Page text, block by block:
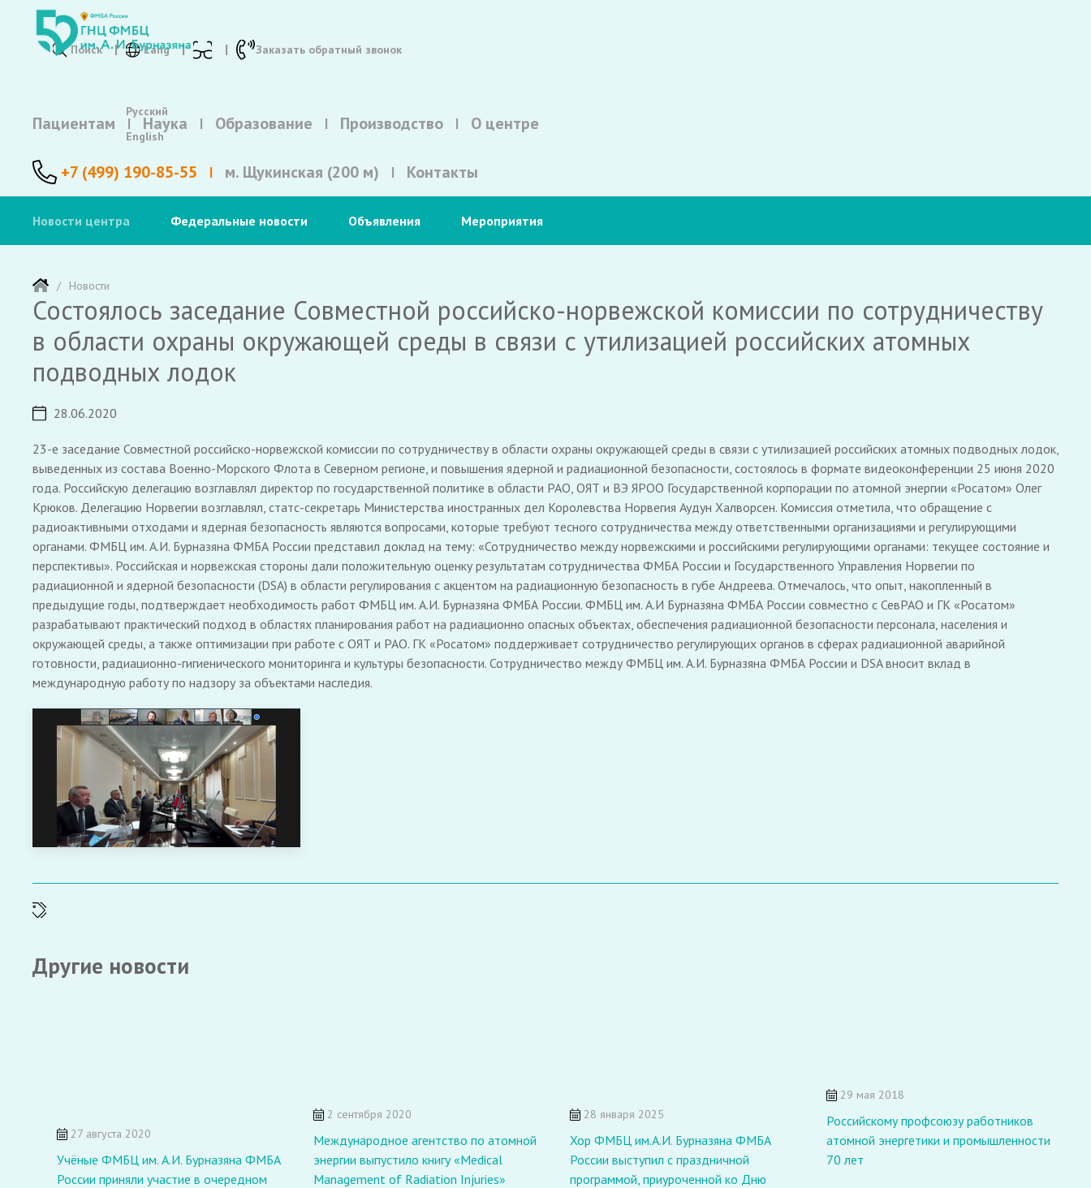
Поиск Lang
Русский
English
Заказать обратный звонок
Пациентам Наука Образование Производство О центре
+7 (499) 190-85-55 м. Щукинская (200 м) Контакты
Новости центра Федеральные новости Объявления Мероприятия
Новости
Состоялось заседание Совместной российско-норвежской комиссии по сотрудничеству
в области охраны окружающей среды в связи с утилизацией российских атомных
подводных лодок
28.06.2020
23-е заседание Совместной российско-норвежской комиссии по сотрудничеству в области охраны окружающей среды в связи с утилизацией российских атомных подводных лодок,
выведенных из состава Военно-Морского Флота в Северном регионе, и повышения ядерной и радиационной безопасности, состоялось в формате видеоконференции 25 июня 2020
года. Российскую делегацию возглавлял директор по государственной политике в области РАО, ОЯТ и ВЭ ЯРОО Государственной корпорации по атомной энергии «Росатом» Олег
Крюков. Делегацию Норвегии возглавлял, статс-секретарь Министерства иностранных дел Королевства Норвегия Аудун Халворсен. Комиссия отметила, что обращение с
радиоактивными отходами и ядерная безопасность являются вопросами, которые требуют тесного сотрудничества между ответственными организациями и регулирующими
органами. ФМБЦ им. А.И. Бурназяна ФМБА России представил доклад на тему: «Сотрудничество между норвежскими и российскими регулирующими органами: текущее состояние и
перспективы». Российская и норвежская стороны дали положительную оценку результатам сотрудничества ФМБА России и Государственного Управления Норвегии по
радиационной и ядерной безопасности (DSA) в области регулирования с акцентом на радиационную безопасность в губе Андреева. Отмечалось, что опыт, накопленный в
предыдущие годы, подтверждает необходимость работ ФМБЦ им. А.И. Бурназяна ФМБА России. ФМБЦ им. А.И Бурназяна ФМБА России совместно с СевРАО и ГК «Росатом»
разрабатывают практический подход в областях планирования работ на радиационно опасных объектах, обеспечения радиационной безопасности персонала, населения и
окружающей среды, а также оптимизации при работе с ОЯТ и РАО. ГК «Росатом» поддерживает сотрудничество регулирующих органов в сферах радиационной аварийной
готовности, радиационно-гигиенического мониторинга и культуры безопасности. Сотрудничество между ФМБЦ им. А.И. Бурназяна ФМБА России и DSA вносит вклад в
международную работу по надзору за объектами наследия.
Другие новости
27 августа 2020
Учёные ФМБЦ им. А.И. Бурназяна ФМБА
России приняли участие в очередном
2 сентября 2020
Международное агентство по атомной
энергии выпустило книгу «Medical
Management of Radiation Injuries»
28 января 2025
Хор ФМБЦ им.А.И. Бурназяна ФМБА
России выступил с праздничной
программой, приуроченной ко Дню
29 мая 2018
Российскому профсоюзу работников
атомной энергетики и промышленности
70 лет